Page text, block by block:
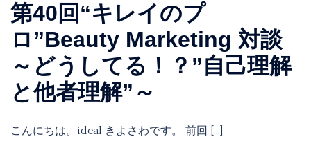
第40回“キレイのプ
ロ”Beauty Marketing 対談
～どうしてる！？”自己理解
と他者理解”～
こんにちは。ideal きよさわです。 前回 […]